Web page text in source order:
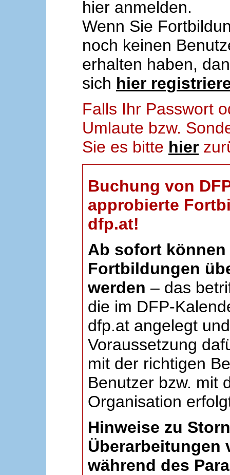
hier anmelden.
Wenn Sie
noch keinen
erhalten haben,
sich hier
Falls Ihr Passwort
Umlaute bzw.
Sie es bitte hier
Buchung von
approbierte
dfp.at!
Ab sofort können
Fortbildungen
werden – das
die im DFP-
dfp.at angelegt
Voraussetzung
mit der richtigen
Benutzer bzw. mit
Organisation
Hinweise zu
Überarbeitungen
während des